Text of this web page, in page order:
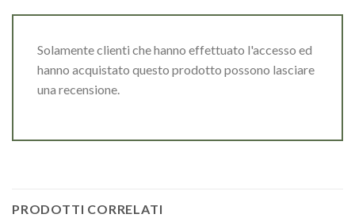
Solamente clienti che hanno effettuato l'accesso ed
hanno acquistato questo prodotto possono lasciare
una recensione.
PRODOTTI CORRELATI